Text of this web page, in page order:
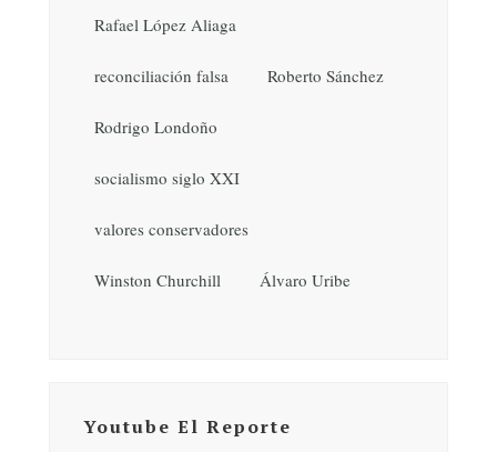
Rafael López Aliaga
reconciliación falsa Roberto Sánchez
Rodrigo Londoño
socialismo siglo XXI
valores conservadores
Winston Churchill Álvaro Uribe
Youtube El Reporte